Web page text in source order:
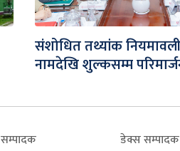
संशोधित तथ्यांक
नामदेखि शुल्कसम्म
सम्पादक डेक्स सम्पादक